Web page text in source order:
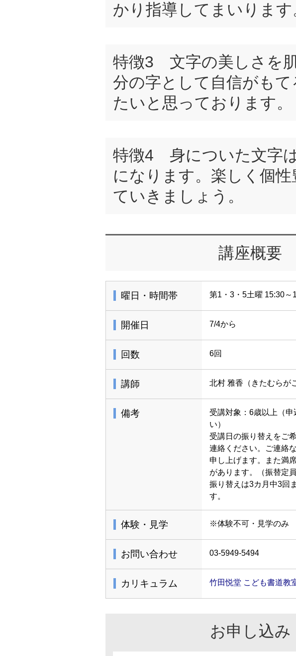
かり指導してまいります
特徴3 文字の美しさを
分の字として自信がもて
たいと思っております。
特徴4 身についた文字
になります。楽しく個
ていきましょう。
講座概要
曜日・時間帯 第1・3・5土曜 15:30～
開催日 7/4から
回数 6回
講師 北村 雅香（きたむらが
備考
受講対象：6歳以上（
い）
受講日の振り替えをご
連絡ください。ご連絡
申し上げます。また満
があります。（振替定員
振り替えは3カ月中3回
す。
体験・見学 ※体験不可・見学のみ
お問い合わせ 03-5949-5494
カリキュラム 竹田悦堂 こども書道教
お申し込み